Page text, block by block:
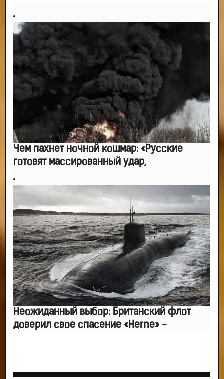
-- Самое большое богатство — это ум. Самая большая нищета — глупость.
Из всех страхов самый пугающий — самолюбование.
-- Лучшее, что можно сделать с хорошим советом, это пропустить его
мимо ушей. Он никогда не бывает полезен никому, кроме того, кто его дал.
-- Люблю давать советы и очень не люблю, когда их дают мне.
Чем пахнет ночной кошмар: «Русские
готовят массированный удар,
Неожиданный выбор: Британский флот
доверил свое спасение «Herne» -